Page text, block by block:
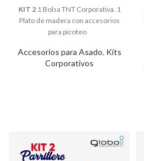
Accesorios para Asado, Kits
Corporativos
KIT 2